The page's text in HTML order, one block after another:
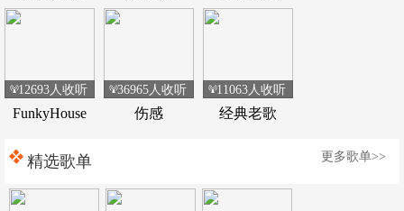
FunkyHouse
12693人收听
伤感
36965人收听
经典老歌
11063人收听
精选歌单 更多歌单>>